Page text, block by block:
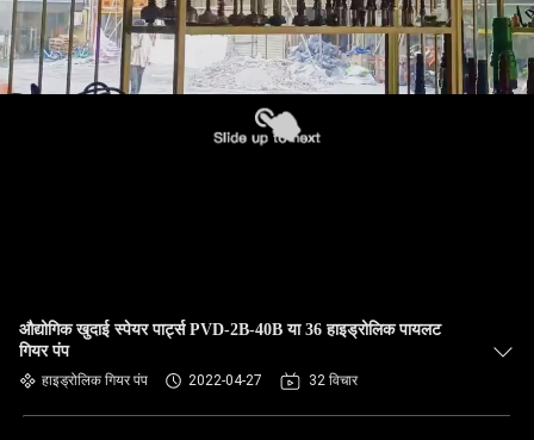
औद्योगिक खुदाई स्पेयर पार्ट्स PVD-2B-40B या 36 हाइड्रोलिक पायलट
गियर पंप
हाइड्रोलिक गियर पंप 2022-04-27 32 विचार